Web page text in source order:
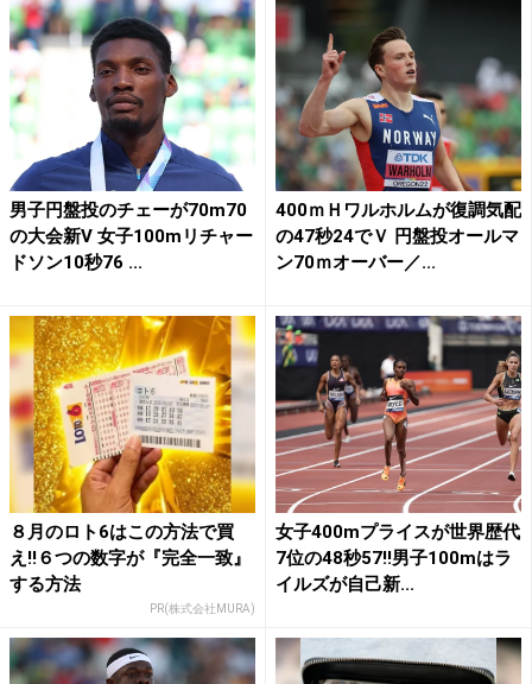
男子円盤投のチェーが70m70
の大会新V 女子100mリチャー
ドソン10秒76 ...
400ｍＨワルホルムが復調気配
の47秒24でＶ 円盤投オールマ
ン70ｍオーバー／...
８月のロト6はこの方法で買
え!!６つの数字が『完全一致』
する方法
PR(株式会社MURA)
女子400mプライスが世界歴代
7位の48秒57!!男子100mはラ
イルズが自己新...